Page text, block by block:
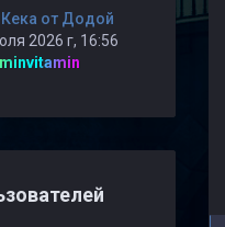
от Додой
2026 г, 16:56